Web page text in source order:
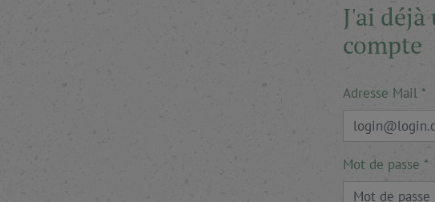
J'ai déjà
compte
Adresse Mail
Mot de passe